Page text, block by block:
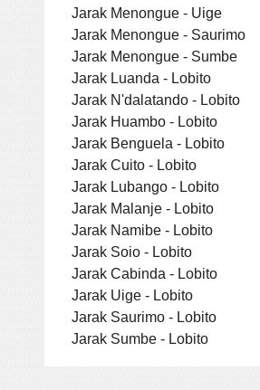
Jarak Menongue - Uige
Jarak Menongue - Saurimo
Jarak Menongue - Sumbe
Jarak Luanda - Lobito
Jarak N'dalatando - Lobito
Jarak Huambo - Lobito
Jarak Benguela - Lobito
Jarak Cuito - Lobito
Jarak Lubango - Lobito
Jarak Malanje - Lobito
Jarak Namibe - Lobito
Jarak Soio - Lobito
Jarak Cabinda - Lobito
Jarak Uige - Lobito
Jarak Saurimo - Lobito
Jarak Sumbe - Lobito